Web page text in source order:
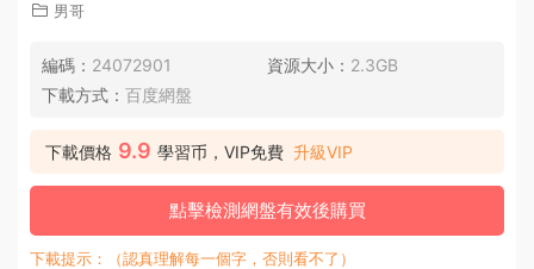
男哥
編碼： 24072901 資源大小： 2.3GB
下載方式： 百度網盤
下載價格 9.9 學習币，VIP免費 升級VIP
點擊檢測網盤有效後購買
下載提示：（認真理解每一個字，否則看不了）